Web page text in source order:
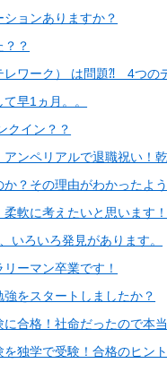
ョンありますか？
？
レワーク） は問題⁈ 4つの
早1ヵ月。。
クイン？？
ンペリアルで退職祝い！
？その理由がわかったよ
軟に考えたいと思います
いろいろ発見があります。
ーマン卒業です！
をスタートしましたか？
合格！社命だったので本
独学で受験！合格のヒン
営、アパート経営の空室
ト賃貸の導入を研究する
業務取扱管理者、宅建等